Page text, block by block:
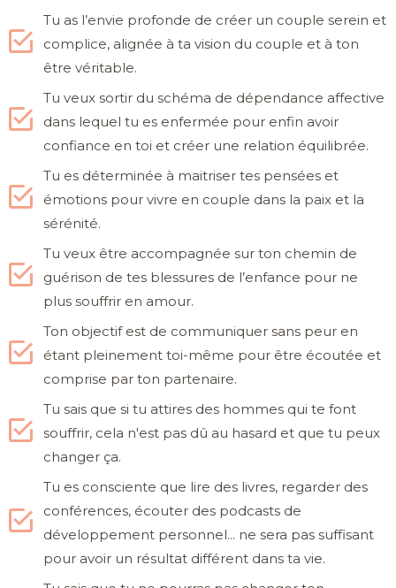
Tu as l’envie profonde de créer un couple serein et
complice, alignée à ta vision du couple et à ton
être véritable.
Tu veux sortir du schéma de dépendance affective
dans lequel tu es enfermée pour enfin avoir
confiance en toi et créer une relation équilibrée.
Tu es déterminée à maitriser tes pensées et
émotions pour vivre en couple dans la paix et la
sérénité.
Tu veux être accompagnée sur ton chemin de
guérison de tes blessures de l’enfance pour ne
plus souffrir en amour.
Ton objectif est de communiquer sans peur en
étant pleinement toi-même pour être écoutée et
comprise par ton partenaire.
Tu sais que si tu attires des hommes qui te font
souffrir, cela n'est pas dû au hasard et que tu peux
changer ça.
Tu es consciente que lire des livres, regarder des
conférences, écouter des podcasts de
développement personnel... ne sera pas suffisant
pour avoir un résultat différent dans ta vie.